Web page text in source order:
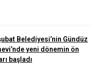
Belediyesi’nin Gündüz
yeni dönemin ön
başladı